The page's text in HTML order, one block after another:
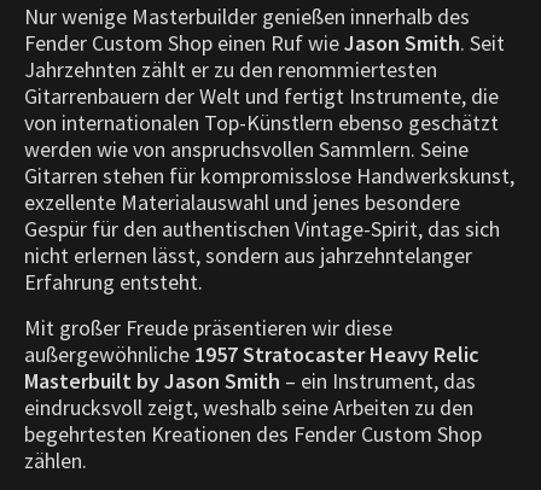
Nur wenige Masterbuilder genießen innerhalb des
Fender Custom Shop einen Ruf wieJason Smith. Seit
Jahrzehnten zählt er zu den renommiertesten
Gitarrenbauern der Welt und fertigt Instrumente, die
von internationalen Top-Künstlern ebenso geschätzt
werden wie von anspruchsvollen Sammlern. Seine
Gitarren stehen für kompromisslose Handwerkskunst,
exzellente Materialauswahl und jenes besondere
Gespür für den authentischen Vintage-Spirit, das sich
nicht erlernen lässt, sondern aus jahrzehntelanger
Erfahrung entsteht.
Mit großer Freude präsentieren wir diese
außergewöhnliche 1957 Stratocaster Heavy Relic
Masterbuilt by Jason Smith – ein Instrument, das
eindrucksvoll zeigt, weshalb seine Arbeiten zu den
begehrtesten Kreationen des Fender Custom Shop
zählen.